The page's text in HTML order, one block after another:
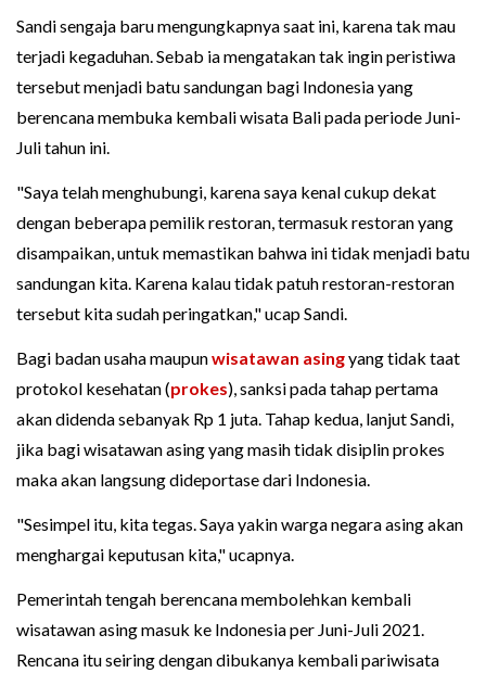
Sandi sengaja baru mengungkapnya saat ini, karena tak mau
terjadi kegaduhan. Sebab ia mengatakan tak ingin peristiwa
tersebut menjadi batu sandungan bagi Indonesia yang
berencana membuka kembali wisata Bali pada periode Juni-
Juli tahun ini.
"Saya telah menghubungi, karena saya kenal cukup dekat
dengan beberapa pemilik restoran, termasuk restoran yang
disampaikan, untuk memastikan bahwa ini tidak menjadi batu
sandungan kita. Karena kalau tidak patuh restoran-restoran
tersebut kita sudah peringatkan," ucap Sandi.
Bagi badan usaha maupunwisatawan asingyang tidak taat
protokol kesehatan (prokes), sanksi pada tahap pertama
akan didenda sebanyak Rp 1 juta. Tahap kedua, lanjut Sandi,
jika bagi wisatawan asing yang masih tidak disiplin prokes
maka akan langsung dideportase dari Indonesia.
"Sesimpel itu, kita tegas. Saya yakin warga negara asing akan
menghargai keputusan kita," ucapnya.
Pemerintah tengah berencana membolehkan kembali
wisatawan asing masuk ke Indonesia per Juni-Juli 2021.
Rencana itu seiring dengan dibukanya kembali pariwisata